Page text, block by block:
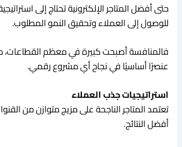
حتى أفضل المتاجر الإلكترونية تحتاج إلى
للوصول إلى العملاء وتحقيق النمو المطلوب.
فالمنافسة أصبحت كبيرة في معظم القطاعات،
عنصرًا أساسيًا في نجاح أي مشروع رقمي.
استراتيجيات جذب العملاء
تعتمد المتاجر الناجحة على مزيج متوازن من
أفضل النتائج.